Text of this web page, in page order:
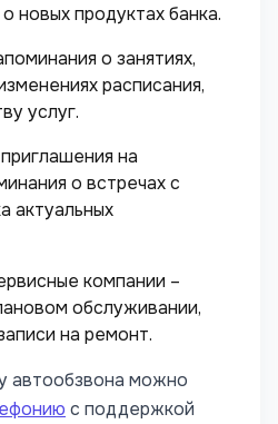
новых продуктах банка.
о занятиях,
расписания,
услуг.
на
о встречах с
актуальных
компании –
обслуживании,
на ремонт.
автообзвона можно
с поддержкой